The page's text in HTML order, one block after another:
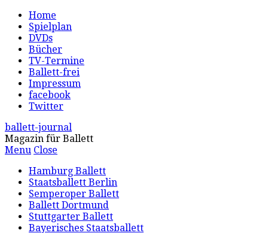
Home
Spielplan
DVDs
Bücher
TV-Termine
Ballett-frei
Impressum
facebook
Twitter
ballett-journal
Magazin für Ballett
Menu Close
Hamburg Ballett
Staatsballett Berlin
Semperoper Ballett
Ballett Dortmund
Stuttgarter Ballett
Bayerisches Staatsballett